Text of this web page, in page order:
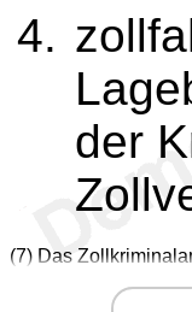
der
(7) Das